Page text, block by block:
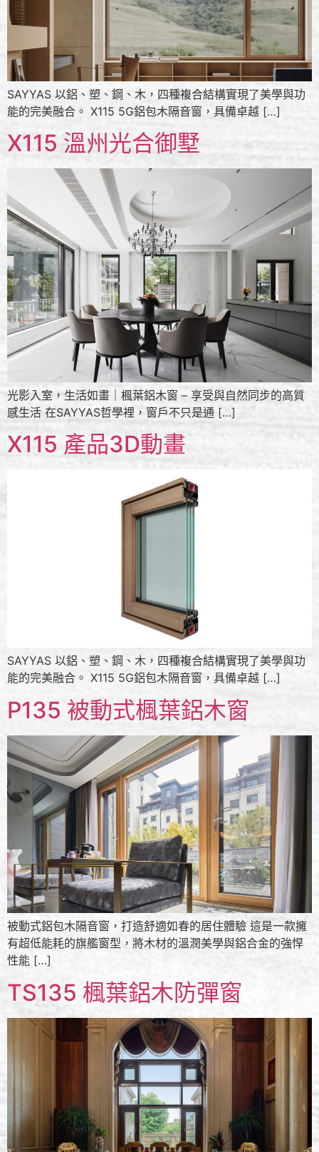
SAYYAS 以鋁、塑、鋼、木，四種複合結構實現了美學與功
能的完美融合。 X115 5G鋁包木隔音窗，具備卓越 […]
X115 溫州光合御墅
光影入室，生活如畫｜楓葉鋁木窗 – 享受與自然同步的高質
感生活 在SAYYAS哲學裡，窗戶不只是通 […]
X115 產品3D動畫
SAYYAS 以鋁、塑、鋼、木，四種複合結構實現了美學與功
能的完美融合。 X115 5G鋁包木隔音窗，具備卓越 […]
P135 被動式楓葉鋁木窗
被動式鋁包木隔音窗，打造舒適如春的居住體驗 這是一款擁
有超低能耗的旗艦窗型，將木材的溫潤美學與鋁合金的強悍
性能 […]
TS135 楓葉鋁木防彈窗